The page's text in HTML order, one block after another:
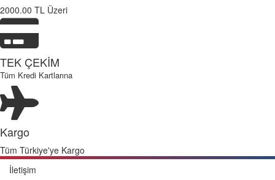
2000.00 TL Üzeri
TEK ÇEKİM
Tüm Kredi Kartlarına
Kargo
Tüm Türkiye'ye Kargo
İletişim